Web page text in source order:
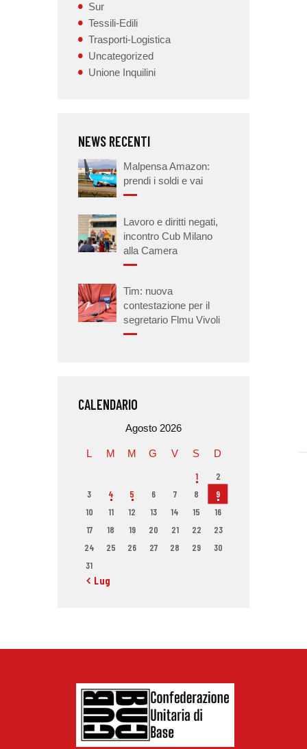
Sur
Tessili-Edili
Trasporti-Logistica
Uncategorized
Unione Inquilini
NEWS RECENTI
Malpensa Amazon:
prendi i soldi e vai
Lavoro e diritti negati,
incontro Cub Milano
alla Camera
Tim: nuova
contestazione per il
segretario Flmu Vivoli
CALENDARIO
Agosto 2026
L M M G V S D
1
2
3
4 5 6 7 8
9
10
11 12 13 14 15
16
17
18 19 20 21 22
23
24
25 26 27 28 29
30
31
« Lug